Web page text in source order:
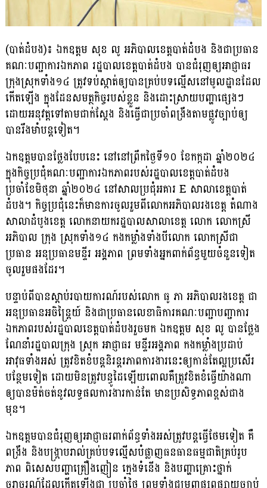
(បាត់ដំបង)៖ ឯកឧត្តម សុខ លូ អភិបាលខេត្តបាត់ដំបង និងជាប្រធាន
គណៈបញ្ជាការឯកភាព រដ្ឋបាលខេត្តបាត់ដំបង បានជំរុញឲ្យអាជ្ញាធរ
ក្រុងស្រុកទាំង១៤ ត្រូវទប់ស្កាត់ឲ្យបានគ្រប់បទល្មើសនៅមូលដ្ឋានដែល
កើតឡើង ក្នុងដែនសមត្ថកិច្ចរបស់ខ្លួន និងដោះស្រាយបញ្ហាផ្សេងៗ
ដោយអនុវត្តទៅតាមជាក់ស្តែង និងធ្វើជាប្រចាំពង្រឹងតាមផ្លូវច្បាប់ឲ្យ
បានរឹងមាំបន្តទៀត។
ឯកឧត្តមបានថ្លែងបែបនេះ នៅនៅព្រឹកថ្ងៃទី១០ ខែកក្កដា ឆ្នាំ២០២៤
ក្នុងកិច្ចប្រជុំគណៈបញ្ជាការឯកភាពរបស់រដ្ឋបាលខេត្តបាត់ដំបង
ប្រចាំខែមិថុនា ឆ្នាំ២០២៤ នៅសាលប្រជុំអគារ E សាលាខេត្តបាត់
ដំបង។ កិច្ចប្រជុំនេះក៏មានការចូលរួមពីលោកអភិបាលរងខេត្ត តំណាង
សាលាដំបូងខេត្ត លោកនាយករដ្ឋបាលសាលាខេត្ត លោក លោកស្រី
អភិបាល ក្រុង ស្រុកទាំង១៤ កងកម្លាំងទាំងបីលោក លោកស្រីជា
ប្រធាន អនុប្រធានមន្ទីរ អង្គភាព ព្រមទាំងអ្នកពាក់ព័ន្ធមួយចំនួនទៀត
ចូលរួមផងដែរ។
បន្ទាប់ពីបានស្តាប់របាយការណ៍របស់លោក ធូ ភា អភិបាលរងខេត្ត ជា
អនុប្រធានអចិន្រ្តៃយ៍ និងជាប្រធានលេខាធិការគណៈបញ្ជាបញ្ជាការ
ឯកភាពរបស់រដ្ឋបាលខេត្តបាត់ដំបងរួចមក ឯកឧត្តម សុខ លូ បានថ្លែង
ណែនាំរដ្ឋបាលក្រុង ស្រុក អាជ្ញាធរ មន្ទីរអង្គភាព កងកម្លាំងប្រដាប់
អាវុធទាំងអស់ ត្រូវខិតខំបន្តនិរន្ដរភាពការងារនេះឲ្យកាន់តែល្អប្រសើរ
បន្ថែមទៀត ដោយមិនត្រូវបន្ធូដៃឡើយពោលគឺត្រូវខិតខំធ្វើយ៉ាងណា
ឲ្យបានម៉ត់ចត់នូវលទ្ធផលការងារកាន់តែ មានប្រសិទ្ធភាពខ្ពស់ជាង
មុន។
ឯកឧត្តមបានជំរុញឲ្យអាជ្ញាធរពាក់ព័ន្ធទាំងអស់ត្រូវបន្តធ្វើថែមទៀត គឺ
ពង្រឹង និងបង្រ្កាបរាល់គ្រប់បទល្មើសបំផ្លាញធនធានធម្មជាតិគ្រប់រូប
ភាព ពិសេសបញ្ហាគ្រឿងញៀន ក្មេងទំនើង និងបញ្ហាគ្រោះថ្នាក់